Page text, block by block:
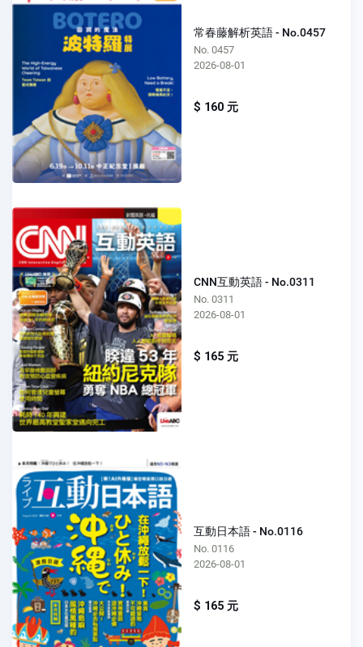
常春藤解析英語 - No.0457
No. 0457
2026-08-01
$ 160 元
CNN互動英語 - No.0311
No. 0311
2026-08-01
$ 165 元
互動日本語 - No.0116
No. 0116
2026-08-01
$ 165 元